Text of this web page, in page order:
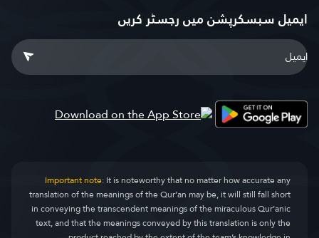
ایمیل سبسکرپشن میں رجسٹر کریں
Important note:It is noteworthy that no matter how accurate any
translation of the meanings of the Qur’an may be, it will still fall short
in conveying the transcendent meanings of the miraculous Qur’anic
text, and that the meanings conveyed by this translation is only the